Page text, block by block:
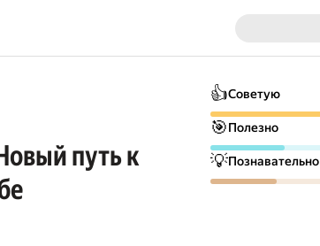
путь к
👍Советую
🎯Полезно
💡Познавательно